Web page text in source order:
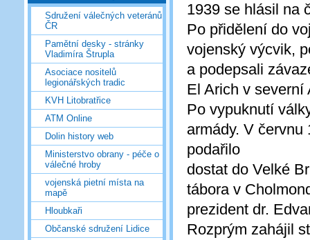
Sdružení válečných veteránů
ČR
Pamětní desky - stránky
Vladimíra Štrupla
Asociace nositelů
legionářských tradic
KVH Litobratřice
ATM Online
Dolin history web
Ministerstvo obrany - péče o
válečné hroby
vojenská pietní místa na
mapě
Hloubkaři
Občanské sdružení Lidice
1939 se hlásil na
Po přidělení do
vojenský výcvik,
a podepsali
El Arich v severní
Po vypuknutí
armády. V
podařilo
dostat do Velké
tábora v
prezident dr.
Rozprým zahájil